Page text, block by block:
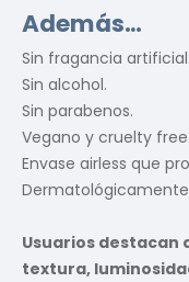
Además…
Sin fragancia artificial.
Sin alcohol.
Sin parabenos.
Vegano y cruelty free.
Envase airless que
Usuarios
textura,